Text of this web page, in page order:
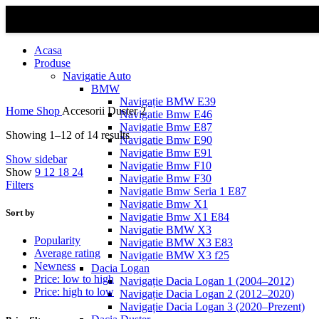
Acasa
Produse
Navigatie Auto
BMW
Navigație BMW E39
Navigatie Bmw E46
Navigatie Bmw E87
Navigatie Bmw E90
Navigatie Bmw E91
Navigatie Bmw F10
Navigatie Bmw F30
Navigatie Bmw Seria 1 E87
Navigatie Bmw X1
Navigatie Bmw X1 E84
Navigatie BMW X3
Navigatie BMW X3 E83
Navigatie BMW X3 f25
Dacia Logan
Navigație Dacia Logan 1 (2004–2012)
Navigație Dacia Logan 2 (2012–2020)
Navigație Dacia Logan 3 (2020–Prezent)
Home Shop Accesorii Duster 2
Showing 1–12 of 14 results
Show sidebar
Show 9 12 18 24
Filters
Sort by
Popularity
Average rating
Newness
Price: low to high
Price: high to low